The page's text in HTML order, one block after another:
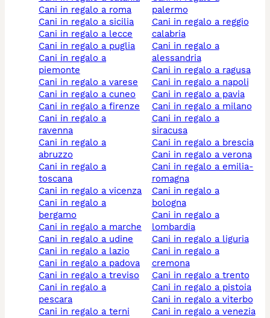
cani in regalo a roma
cani in regalo a sicilia
cani in regalo a lecce
cani in regalo a puglia
cani in regalo a
piemonte
cani in regalo a varese
cani in regalo a cuneo
cani in regalo a firenze
cani in regalo a
ravenna
cani in regalo a
abruzzo
cani in regalo a
toscana
cani in regalo a vicenza
cani in regalo a
bergamo
cani in regalo a marche
cani in regalo a udine
cani in regalo a lazio
cani in regalo a padova
cani in regalo a treviso
cani in regalo a
pescara
cani in regalo a terni
palermo
cani in regalo a reggio
calabria
cani in regalo a
alessandria
cani in regalo a ragusa
cani in regalo a napoli
cani in regalo a pavia
cani in regalo a milano
cani in regalo a
siracusa
cani in regalo a brescia
cani in regalo a verona
cani in regalo a emilia-
romagna
cani in regalo a
bologna
cani in regalo a
lombardia
cani in regalo a liguria
cani in regalo a
cremona
cani in regalo a trento
cani in regalo a pistoia
cani in regalo a viterbo
cani in regalo a venezia